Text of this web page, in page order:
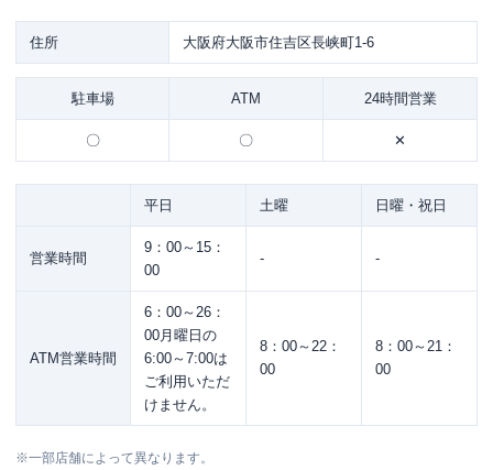
住所 大阪府大阪市住吉区長峡町1-6
駐車場 ATM 24時間営業
〇 〇 ✕
平日 土曜 日曜・祝日
営業時間
9：00～15：
00
- -
ATM営業時間
6：00～26：
00月曜日の
6:00～7:00は
ご利用いただ
けません。
8：00～22：
00
8：00～21：
00
※一部店舗によって異なります。